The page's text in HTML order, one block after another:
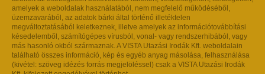
amelyek a weboldalak használatából, nem megfelelő működéséből,
üzemzavarából, az adatok bárki által történő illetéktelen
megváltoztatásából keletkeznek, illetve amelyek az információtovábbítási
késedelemből, számítógépes vírusból, vonal- vagy rendszerhibából, vagy
más hasonló okból származnak. A VISTA Utazási Irodák Kft. weboldalain
található összes információ, kép és egyéb anyag másolása, felhasználása
(kivétel: szöveg idézés forrás megjelöléssel) csak a VISTA Utazási Irodák